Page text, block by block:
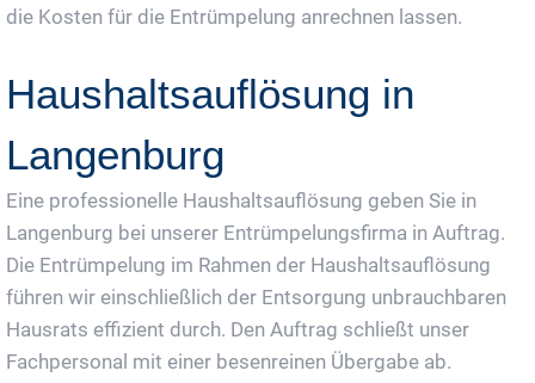
die Kosten für die Entrümpelung anrechnen lassen.
Haushaltsauflösung in
Langenburg
Eine professionelle Haushaltsauflösung geben Sie in
Langenburg bei unserer Entrümpelungsfirma in Auftrag.
Die Entrümpelung im Rahmen der Haushaltsauflösung
führen wir einschließlich der Entsorgung unbrauchbaren
Hausrats effizient durch. Den Auftrag schließt unser
Fachpersonal mit einer besenreinen Übergabe ab.